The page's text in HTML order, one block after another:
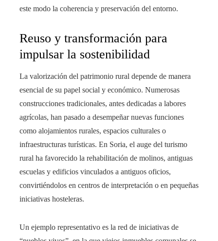
este modo la coherencia y preservación del entorno.
Reuso y transformación para
impulsar la sostenibilidad
La valorización del patrimonio rural depende de manera
esencial de su papel social y económico. Numerosas
construcciones tradicionales, antes dedicadas a labores
agrícolas, han pasado a desempeñar nuevas funciones
como alojamientos rurales, espacios culturales o
infraestructuras turísticas. En Soria, el auge del turismo
rural ha favorecido la rehabilitación de molinos, antiguas
escuelas y edificios vinculados a antiguos oficios,
convirtiéndolos en centros de interpretación o en pequeñas
iniciativas hosteleras.
Un ejemplo representativo es la red de iniciativas de